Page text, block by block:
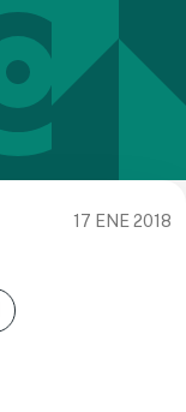
17 ENE 2018